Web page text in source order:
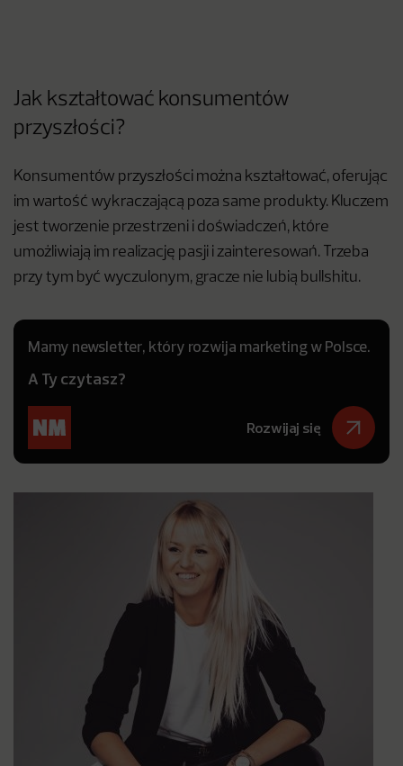
Jak kształtować konsumentów
przyszłości?
Konsumentów przyszłości można kształtować, oferując
im wartość wykraczającą poza same produkty. Kluczem
jest tworzenie przestrzeni i doświadczeń, które
umożliwiają im realizację pasji i zainteresowań. Trzeba
przy tym być wyczulonym, gracze nie lubią bullshitu.
Mamy newsletter, który rozwija marketing w Polsce.
A Ty czytasz?
Rozwijaj się